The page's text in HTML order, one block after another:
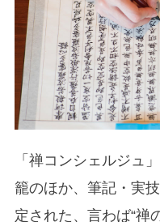
「禅コンシェルジュ
籠のほか、筆記・実
定された、言わば“禅